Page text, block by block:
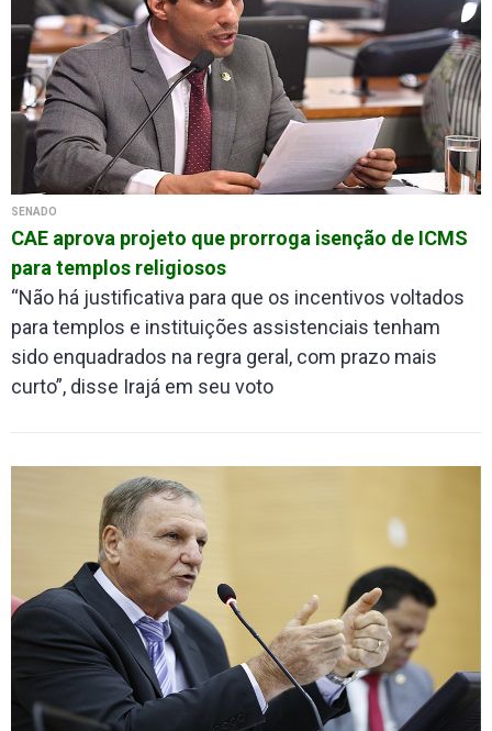
SENADO
CAE aprova projeto que prorroga isenção de ICMS
para templos religiosos
“Não há justificativa para que os incentivos voltados
para templos e instituições assistenciais tenham
sido enquadrados na regra geral, com prazo mais
curto”, disse Irajá em seu voto